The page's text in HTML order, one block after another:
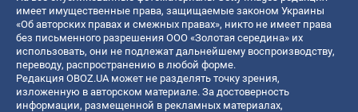
имеет имущественные права, защищаемые законом Украины
«Об авторских правах и смежных правах», никто не имеет права
без письменного разрешения ООО «Золотая середина» их
использовать, они не подлежат дальнейшему воспроизводству,
переводу, распространению в любой форме.
Редакция OBOZ.UA может не разделять точку зрения,
изложенную в авторском материале. За достоверность
информации, размещенной в рекламных материалах,